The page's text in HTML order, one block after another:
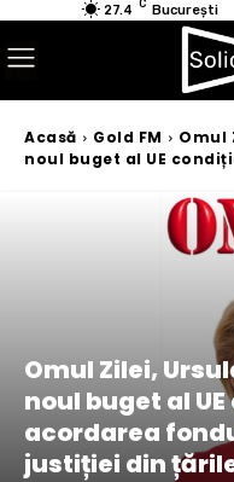
27.4 C București
Acasă Gold FM
Omul
noul buget al UE
Omul Zilei,
noul buget al
acordarea
justiției din